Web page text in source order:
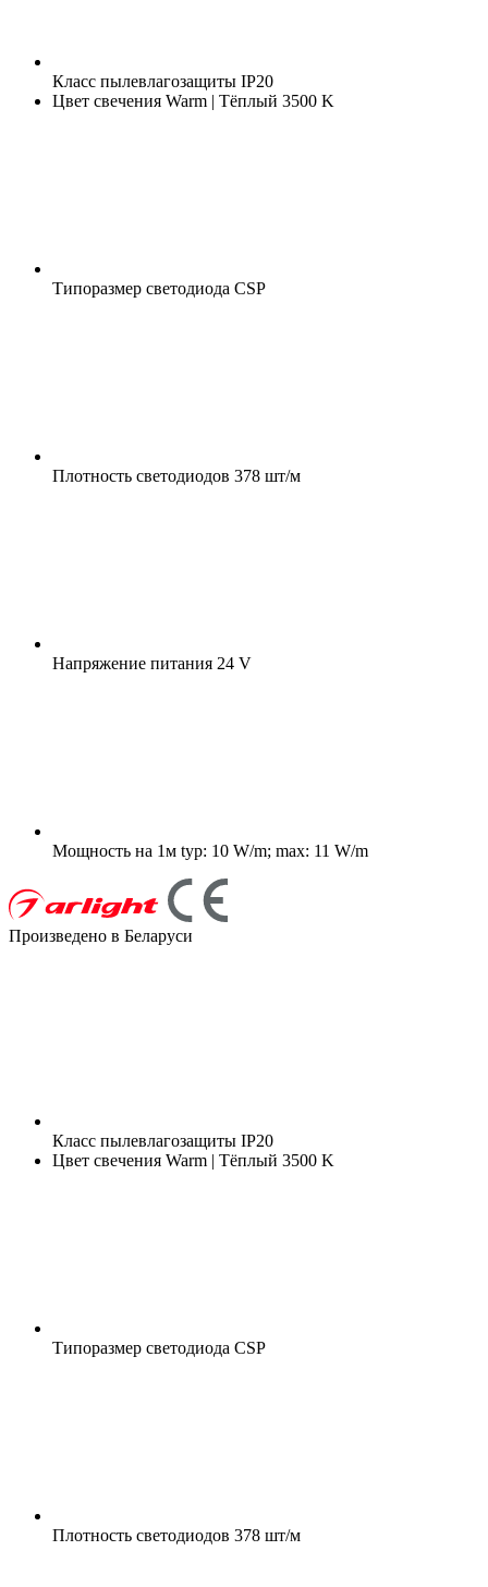
Класс пылевлагозащиты IP20
Цвет свечения Warm | Тёплый 3500 K
Типоразмер светодиода CSP
Плотность светодиодов 378 шт/м
Напряжение питания 24 V
Мощность на 1м typ: 10 W/m; max: 11 W/m
Произведено в Беларуси
Класс пылевлагозащиты IP20
Цвет свечения Warm | Тёплый 3500 K
Типоразмер светодиода CSP
Плотность светодиодов 378 шт/м